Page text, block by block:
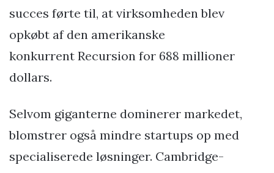
succes førte til, at virksomheden blev
opkøbt af den amerikanske
konkurrent Recursion for 688 millioner
dollars.
Selvom giganterne dominerer markedet,
blomstrer også mindre startups op med
specialiserede løsninger. Cambridge-